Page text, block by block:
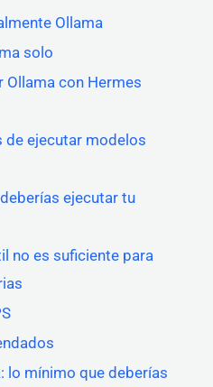
Ollama
solo
Ollama con Hermes
de ejecutar modelos
ejecutar tu
no es suficiente para
lo mínimo que deberías